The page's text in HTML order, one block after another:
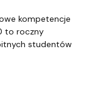
kompetencje
to roczny
studentów